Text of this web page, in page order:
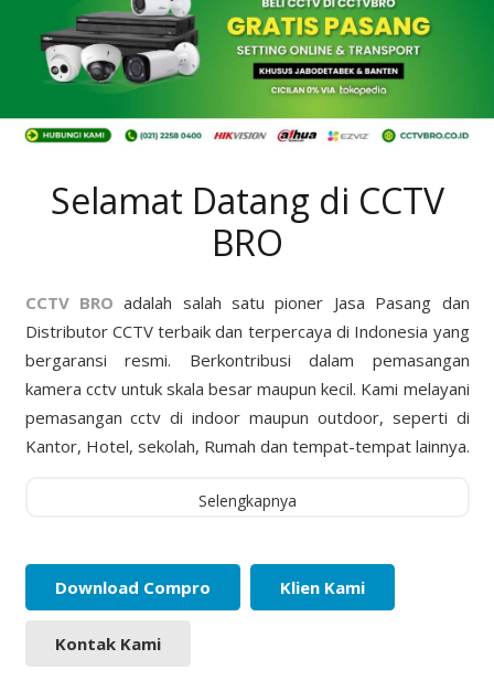
Selamat Datang di CCTV
BRO
CCTV BRO adalah salah satu pioner Jasa Pasang dan
Distributor CCTV terbaik dan terpercaya di Indonesia yang
bergaransi resmi. Berkontribusi dalam pemasangan
kamera cctv untuk skala besar maupun kecil. Kami melayani
pemasangan cctv di indoor maupun outdoor, seperti di
Kantor, Hotel, sekolah, Rumah dan tempat-tempat lainnya.
Selengkapnya
Download Compro Klien Kami
Kontak Kami